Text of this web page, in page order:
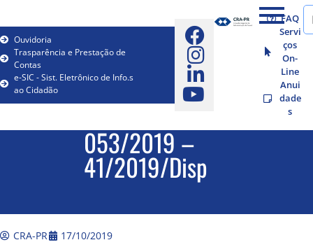
Ouvidoria
Trasparência e Prestação de
Contas
e-SIC - Sist. Eletrônico de Info.s
ao Cidadão
FAQ
Servi
ços
On-
Line
Anui
dade
s
053/2019 –
41/2019/Disp
CRA-PR 17/10/2019